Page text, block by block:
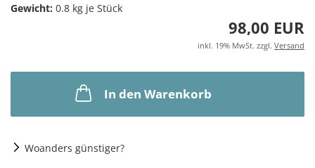
Gewicht: 0.8 kg je Stück
98,00 EUR
inkl. 19% MwSt. zzgl. Versand
In den Warenkorb
Woanders günstiger?